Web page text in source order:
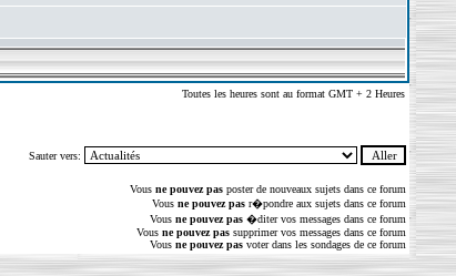
Toutes les heures sont au format GMT + 2 Heures
Sauter vers:
Vous ne pouvez pasposter de nouveaux sujets dans ce forum
Vous ne pouvez pasr�pondre aux sujets dans ce forum
Vous ne pouvez pas�diter vos messages dans ce forum
Vous ne pouvez passupprimer vos messages dans ce forum
Vous ne pouvez pasvoter dans les sondages de ce forum